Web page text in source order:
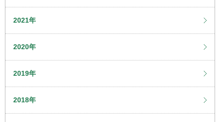
2021年
2020年
2019年
2018年